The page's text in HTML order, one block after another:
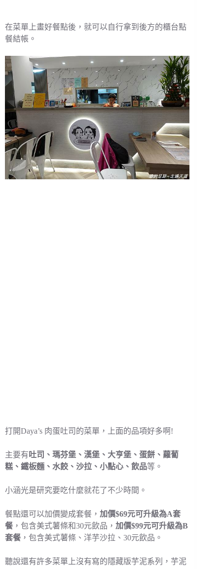
在菜單上畫好餐點後，就可以自行拿到後方的櫃台點
餐結帳。
打開Daya’s 肉蛋吐司的菜單，上面的品項好多啊!
主要有 吐司、瑪芬堡、漢堡、大亨堡、蛋餅、蘿蔔
糕、鐵板麵、水餃、沙拉、小點心、飲品等。
小涵光是研究要吃什麼就花了不少時間。
餐點還可以加價變成套餐， 加價$69元可升級為A套
餐 ，包含美式薯條和30元飲品， 加價$99元可升級為B
套餐 ，包含美式薯條、洋芋沙拉、30元飲品。
聽說還有許多菜單上沒有寫的隱藏版芋泥系列，芋泥